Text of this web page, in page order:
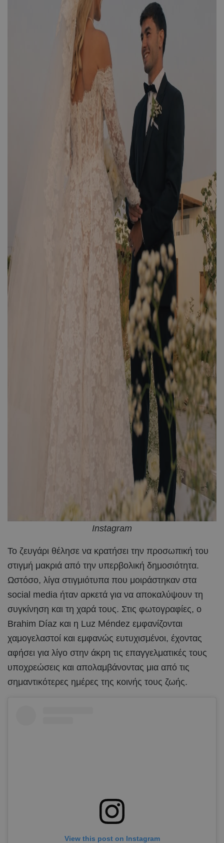
Instagram
Το ζευγάρι θέλησε να κρατήσει την προσωπική του
στιγμή μακριά από την υπερβολική δημοσιότητα.
Ωστόσο, λίγα στιγμιότυπα που μοιράστηκαν στα
social media ήταν αρκετά για να αποκαλύψουν τη
συγκίνηση και τη χαρά τους. Στις φωτογραφίες, ο
Brahim Díaz και η Luz Méndez εμφανίζονται
χαμογελαστοί και εμφανώς ευτυχισμένοι, έχοντας
αφήσει για λίγο στην άκρη τις επαγγελματικές τους
υποχρεώσεις και απολαμβάνοντας μια από τις
σημαντικότερες ημέρες της κοινής τους ζωής.
View this post on Instagram